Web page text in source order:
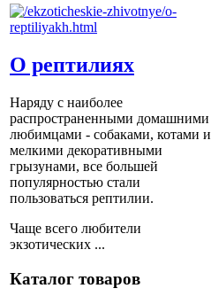
О рептилиях
Наряду с наиболее
распространенными домашними
любимцами - собаками, котами и
мелкими декоративными
грызунами, все большей
популярностью стали
пользоваться рептилии.
Чаще всего любители
экзотических ...
Каталог товаров